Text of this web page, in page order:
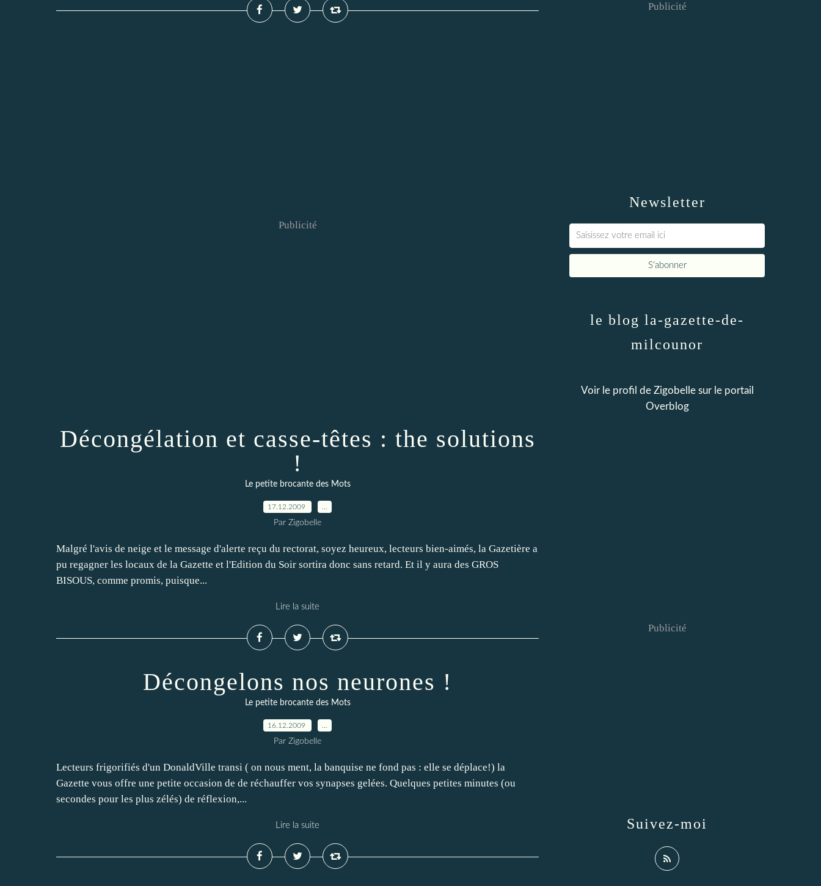
Publicité
Décongélation et casse-têtes : the solutions
!
Le petite brocante des Mots
17.12.2009
Par Zigobelle
Malgré l'avis de neige et le message d'alerte reçu du rectorat, soyez heureux, lecteurs bien-aimés, la Gazetière a
pu regagner les locaux de la Gazette et l'Edition du Soir sortira donc sans retard. Et il y aura des GROS
BISOUS, comme promis, puisque...
Lire la suite
Décongelons nos neurones !
Le petite brocante des Mots
16.12.2009
Par Zigobelle
Lecteurs frigorifiés d'un DonaldVille transi ( on nous ment, la banquise ne fond pas : elle se déplace!) la
Gazette vous offre une petite occasion de de réchauffer vos synapses gelées. Quelques petites minutes (ou
secondes pour les plus zélés) de réflexion,...
Lire la suite
Newsletter
Publicité
le blog la-gazette-de-
milcounor
Voir le profil de Zigobellesur le portail
Overblog
Suivez-moi
Publicité